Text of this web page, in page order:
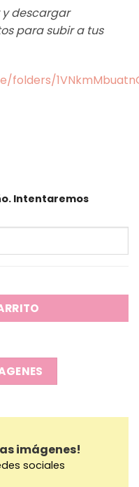
y descargar
para subir a tus
Intentaremos
y Cuchara
imágenes!
sociales